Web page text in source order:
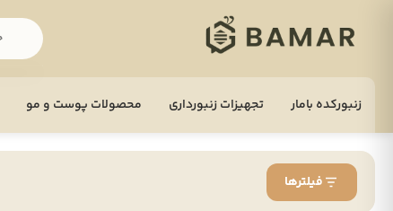
زنبورکده بامار تجهيزات زنبورداری محصولات پوست و مو
فیلترها